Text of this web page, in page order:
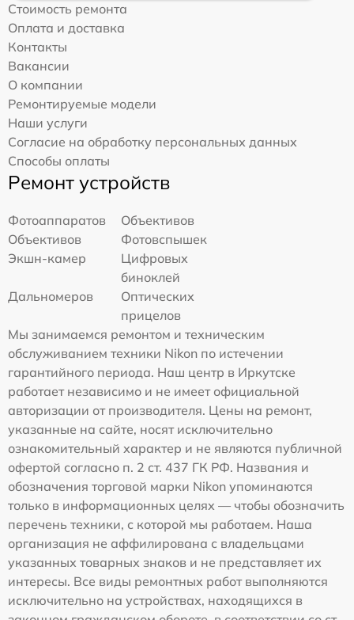
Стоимость ремонта
Оплата и доставка
Контакты
Вакансии
О компании
Ремонтируемые модели
Наши услуги
Согласие на обработку персональных данных
Способы оплаты
Ремонт устройств
Фотоаппаратов
Объективов
Объективов
Фотовспышек
Экшн-камер
Цифровых
биноклей
Дальномеров
Оптических
прицелов
Мы занимаемся ремонтом и техническим
обслуживанием техники Nikon по истечении
гарантийного периода. Наш центр в Иркутске
работает независимо и не имеет официальной
авторизации от производителя. Цены на ремонт,
указанные на сайте, носят исключительно
ознакомительный характер и не являются публичной
офертой согласно п. 2 ст. 437 ГК РФ. Названия и
обозначения торговой марки Nikon упоминаются
только в информационных целях — чтобы обозначить
перечень техники, с которой мы работаем. Наша
организация не аффилирована с владельцами
указанных товарных знаков и не представляет их
интересы. Все виды ремонтных работ выполняются
исключительно на устройствах, находящихся в